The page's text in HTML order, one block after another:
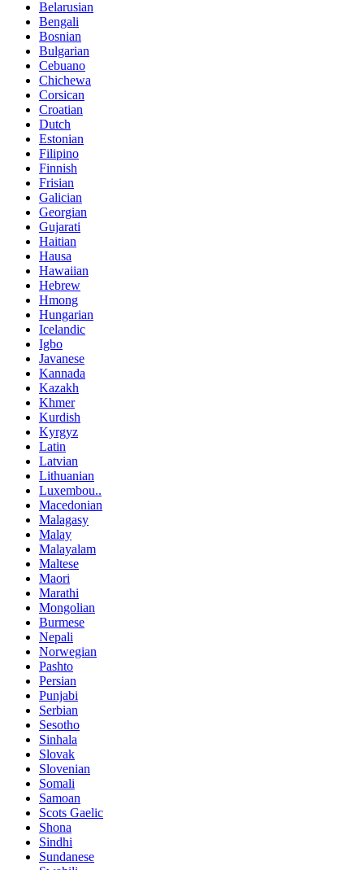
Belarusian
Bengali
Bosnian
Bulgarian
Cebuano
Chichewa
Corsican
Croatian
Dutch
Estonian
Filipino
Finnish
Frisian
Galician
Georgian
Gujarati
Haitian
Hausa
Hawaiian
Hebrew
Hmong
Hungarian
Icelandic
Igbo
Javanese
Kannada
Kazakh
Khmer
Kurdish
Kyrgyz
Latin
Latvian
Lithuanian
Luxembou..
Macedonian
Malagasy
Malay
Malayalam
Maltese
Maori
Marathi
Mongolian
Burmese
Nepali
Norwegian
Pashto
Persian
Punjabi
Serbian
Sesotho
Sinhala
Slovak
Slovenian
Somali
Samoan
Scots Gaelic
Shona
Sindhi
Sundanese